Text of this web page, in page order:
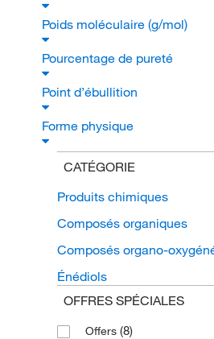
Poids moléculaire (g/mol)
Pourcentage de pureté
Point d’ébullition
Forme physique
CATÉGORIE
Produits chimiques
Composés organiques
Composés organo-
Énédiols
OFFRES SPÉCIALES
Offers (8)